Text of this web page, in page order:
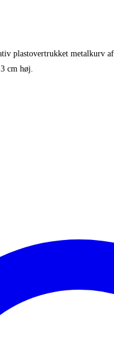
plastovertrukket
cm høj.